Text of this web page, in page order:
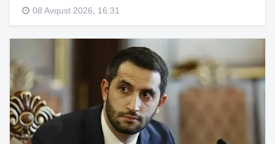
08 Avqust 2026, 16:31